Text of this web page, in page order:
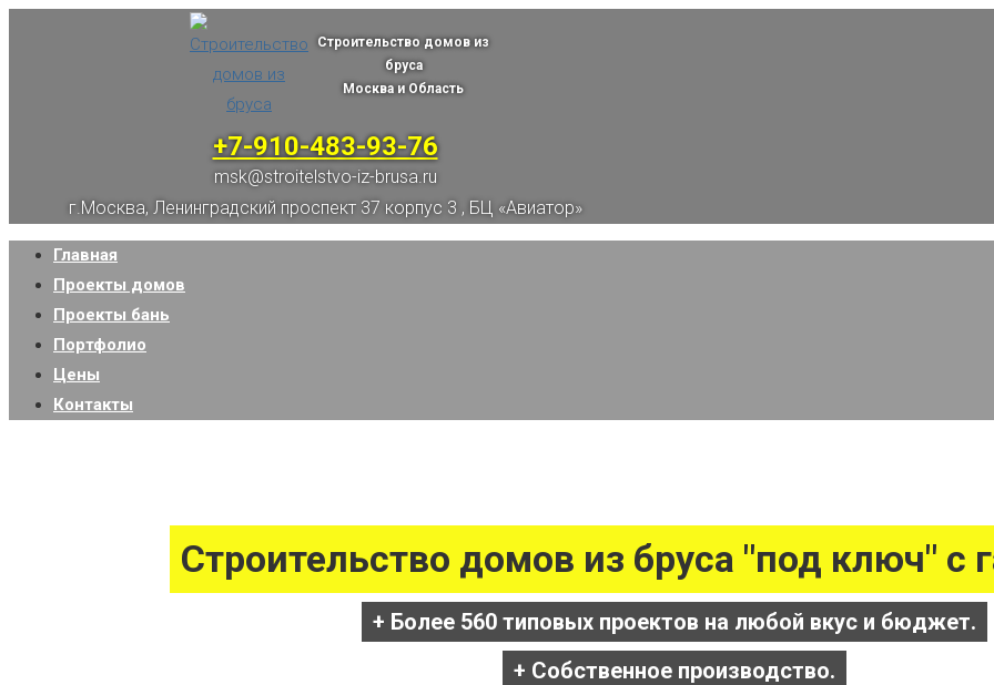
Строительство домов из
бруса
Москва и Область
+7-910-483-93-76
msk@stroitelstvo-iz-brusa.ru
г.Москва, Ленинградский проспект 37 корпус 3 , БЦ «Авиатор»
Главная
Проекты домов
Проекты бань
Портфолио
Цены
Контакты
Строительство домов из бруса "под ключ" с
+ Более 560 типовых проектов на любой вкус и бюджет.
+ Собственное производство.